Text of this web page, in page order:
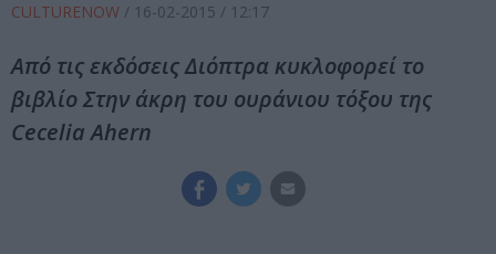
CULTURENOW / 16-02-2015 / 12:17
Από τις εκδόσεις Διόπτρα κυκλοφορεί το
βιβλίο Στην άκρη του ουράνιου τόξου της
Cecelia Ahern